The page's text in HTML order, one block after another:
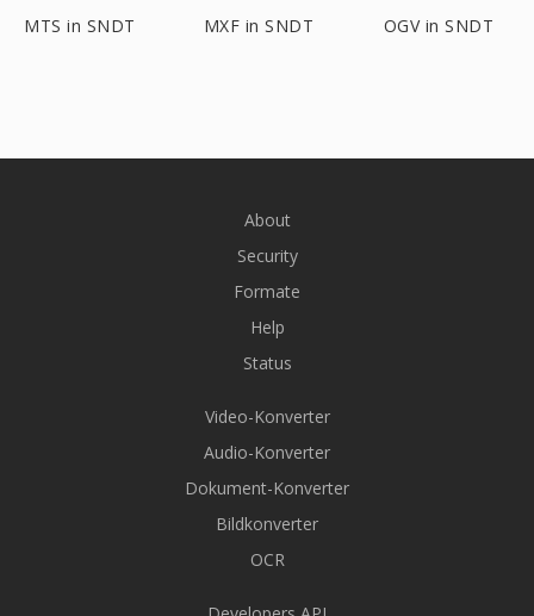
MTS in SNDT MXF in SNDT OGV in SNDT
About
Security
Formate
Help
Status
Video-Konverter
Audio-Konverter
Dokument-Konverter
Bildkonverter
OCR